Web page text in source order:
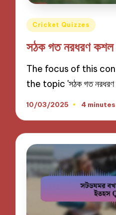
Posted
Cricket Quizzes
সঠক গত নরধরণ
The focus of this
the topic 'সঠক গত
10/03/2025 4 minutes